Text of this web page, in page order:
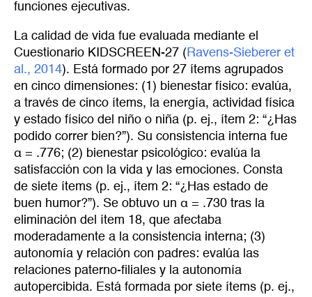
funciones ejecutivas.
La calidad de vida fue evaluada mediante el
Cuestionario KIDSCREEN-27 ( Ravens-Sieberer et
al., 2014). Está formado por 27 ítems agrupados
en cinco dimensiones: (1) bienestar físico: evalúa,
a través de cinco ítems, la energía, actividad física
y estado físico del niño o niña (p. ej., ítem 2: “¿Has
podido correr bien?”). Su consistencia interna fue
α = .776; (2) bienestar psicológico: evalúa la
satisfacción con la vida y las emociones. Consta
de siete ítems (p. ej., ítem 2: “¿Has estado de
buen humor?”). Se obtuvo un α = .730 tras la
eliminación del ítem 18, que afectaba
moderadamente a la consistencia interna; (3)
autonomía y relación con padres: evalúa las
relaciones paterno-filiales y la autonomía
autopercibida. Está formada por siete ítems (p. ej.,